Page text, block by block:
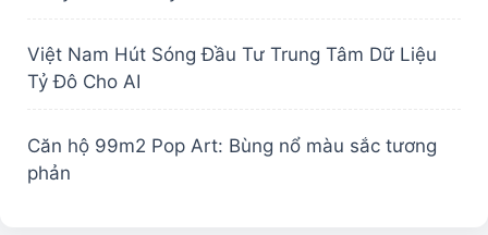
Việt Nam Hút Sóng Đầu Tư Trung Tâm Dữ Liệu
Tỷ Đô Cho AI
Căn hộ 99m2 Pop Art: Bùng nổ màu sắc tương
phản